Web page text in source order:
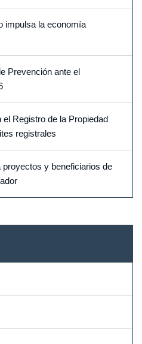
impulsa la economía
Prevención ante el
Registro de la Propiedad
registrales
y beneficiarios de